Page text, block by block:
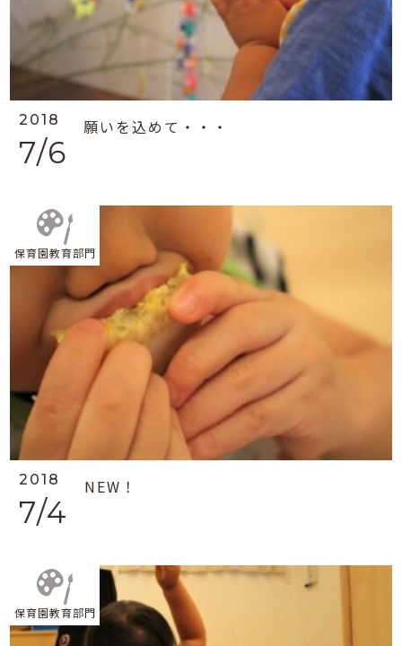
2018
7/6
願いを込めて・・・
保育園教育部門
2018
7/4
NEW！
保育園教育部門